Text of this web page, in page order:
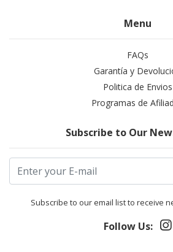
Menu
FAQs
Garantía y
Politica de Envios
Programas de
Subscribe to Our
Subscribe to our email list to receive
Follow Us: